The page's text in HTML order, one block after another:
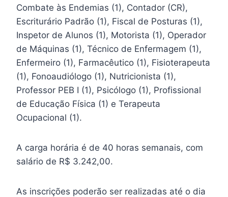
Combate às Endemias (1), Contador (CR),
Escriturário Padrão (1), Fiscal de Posturas (1),
Inspetor de Alunos (1), Motorista (1), Operador
de Máquinas (1), Técnico de Enfermagem (1),
Enfermeiro (1), Farmacêutico (1), Fisioterapeuta
(1), Fonoaudiólogo (1), Nutricionista (1),
Professor PEB I (1), Psicólogo (1), Profissional
de Educação Física (1) e Terapeuta
Ocupacional (1).
A carga horária é de 40 horas semanais, com
salário de R$ 3.242,00.
As inscrições poderão ser realizadas até o dia